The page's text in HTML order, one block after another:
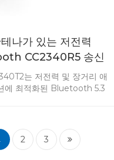
나가 있는 저전력
CC2340R5 송신
신기 모듈 RF-BM-
2340T2
는 저전력 및 장거리 애
에 최적화된 Bluetooth 5.3
세서, 내장형 UART 직렬 정
및 유연한 출력 모드는 다양
2 3